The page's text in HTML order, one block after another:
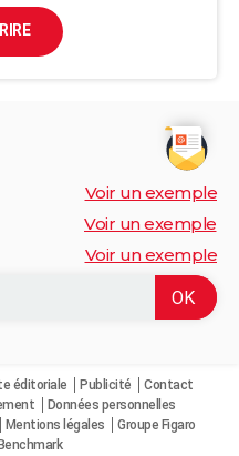
Voir un exemple
Voir un exemple
Voir un exemple
éditoriale Publicité
Contact
Données personnelles
Mentions légales
Groupe Figaro